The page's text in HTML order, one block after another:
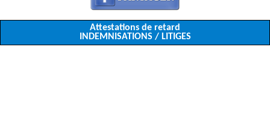
Attestations de retard
INDEMNISATIONS / LITIGES